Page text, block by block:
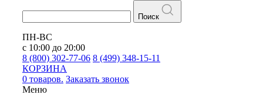
Поиск
ПН-ВС
с 10:00 до 20:00
8 (800) 302-77-06 8 (499) 348-15-11
КОРЗИНА
0 товаров. Заказать звонок
Меню